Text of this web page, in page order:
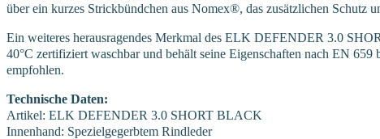
über ein kurzes Strickbündchen aus Nomex®, das zusätzlichen Schutz
Ein weiteres herausragendes Merkmal des ELK DEFENDER 3.0
40°C zertifiziert waschbar und behält seine Eigenschaften nach EN
empfohlen.
Technische Daten:
Artikel: ELK DEFENDER 3.0 SHORT BLACK
Innenhand: Spezielgegerbtem Rindleder